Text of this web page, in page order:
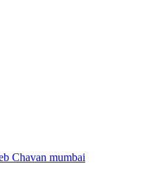
Chavan mumbai